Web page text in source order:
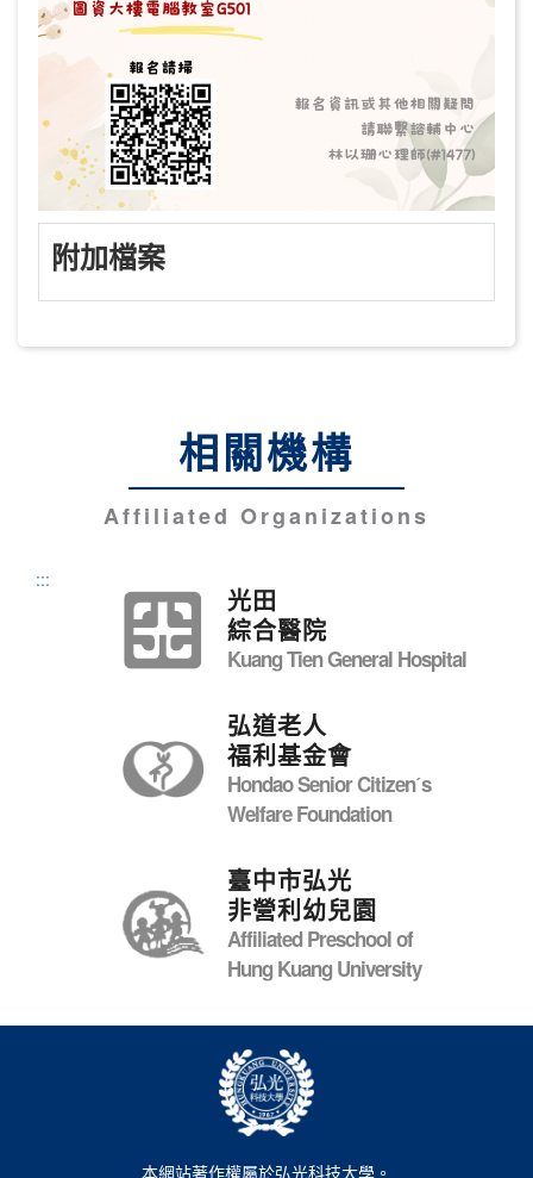
附加檔案
相關機構
Affiliated Organizations
:::
光田
綜合醫院
Kuang Tien General Hospital
弘道老人
福利基金會
Hondao Senior Citizenˊs
Welfare Foundation
臺中市弘光
非營利幼兒園
Affiliated Preschool of
Hung Kuang University
本網站著作權屬於弘光科技大學。